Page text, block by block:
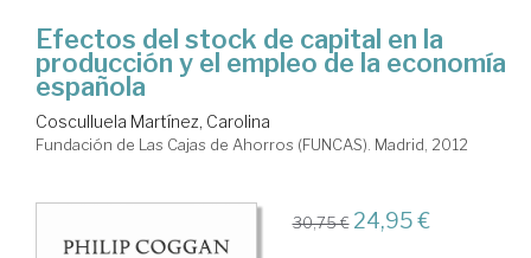
Efectos del stock de capital en la
producción y el empleo de la economía
española
Cosculluela Martínez, Carolina
Fundación de Las Cajas de Ahorros (FUNCAS). Madrid, 2012
30,75 € 24,95 €